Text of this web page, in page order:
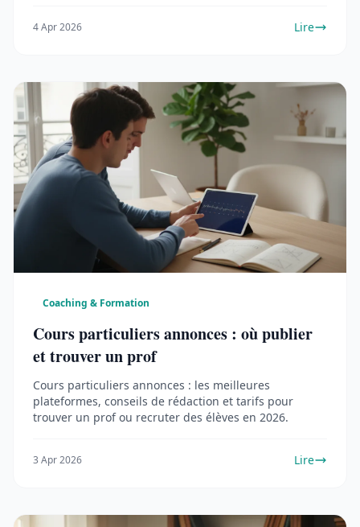
4 Apr 2026 Lire
Coaching & Formation
Cours particuliers annonces : où publier
et trouver un prof
Cours particuliers annonces : les meilleures
plateformes, conseils de rédaction et tarifs pour
trouver un prof ou recruter des élèves en 2026.
3 Apr 2026 Lire